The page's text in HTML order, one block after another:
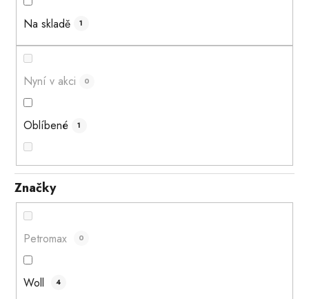
Na skladě 1
Nyní v akci 0
Oblíbené 1
Značky
Petromax 0
Woll 4